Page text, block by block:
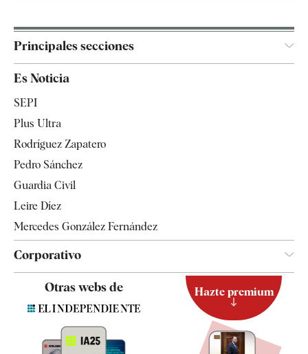
Principales secciones
Televisión
Es Noticia
SEPI
Plus Ultra
Rodríguez Zapatero
Pedro Sánchez
Guardia Civil
Leire Díez
Mercedes González Fernández
Corporativo
Otras webs de Hazte premium